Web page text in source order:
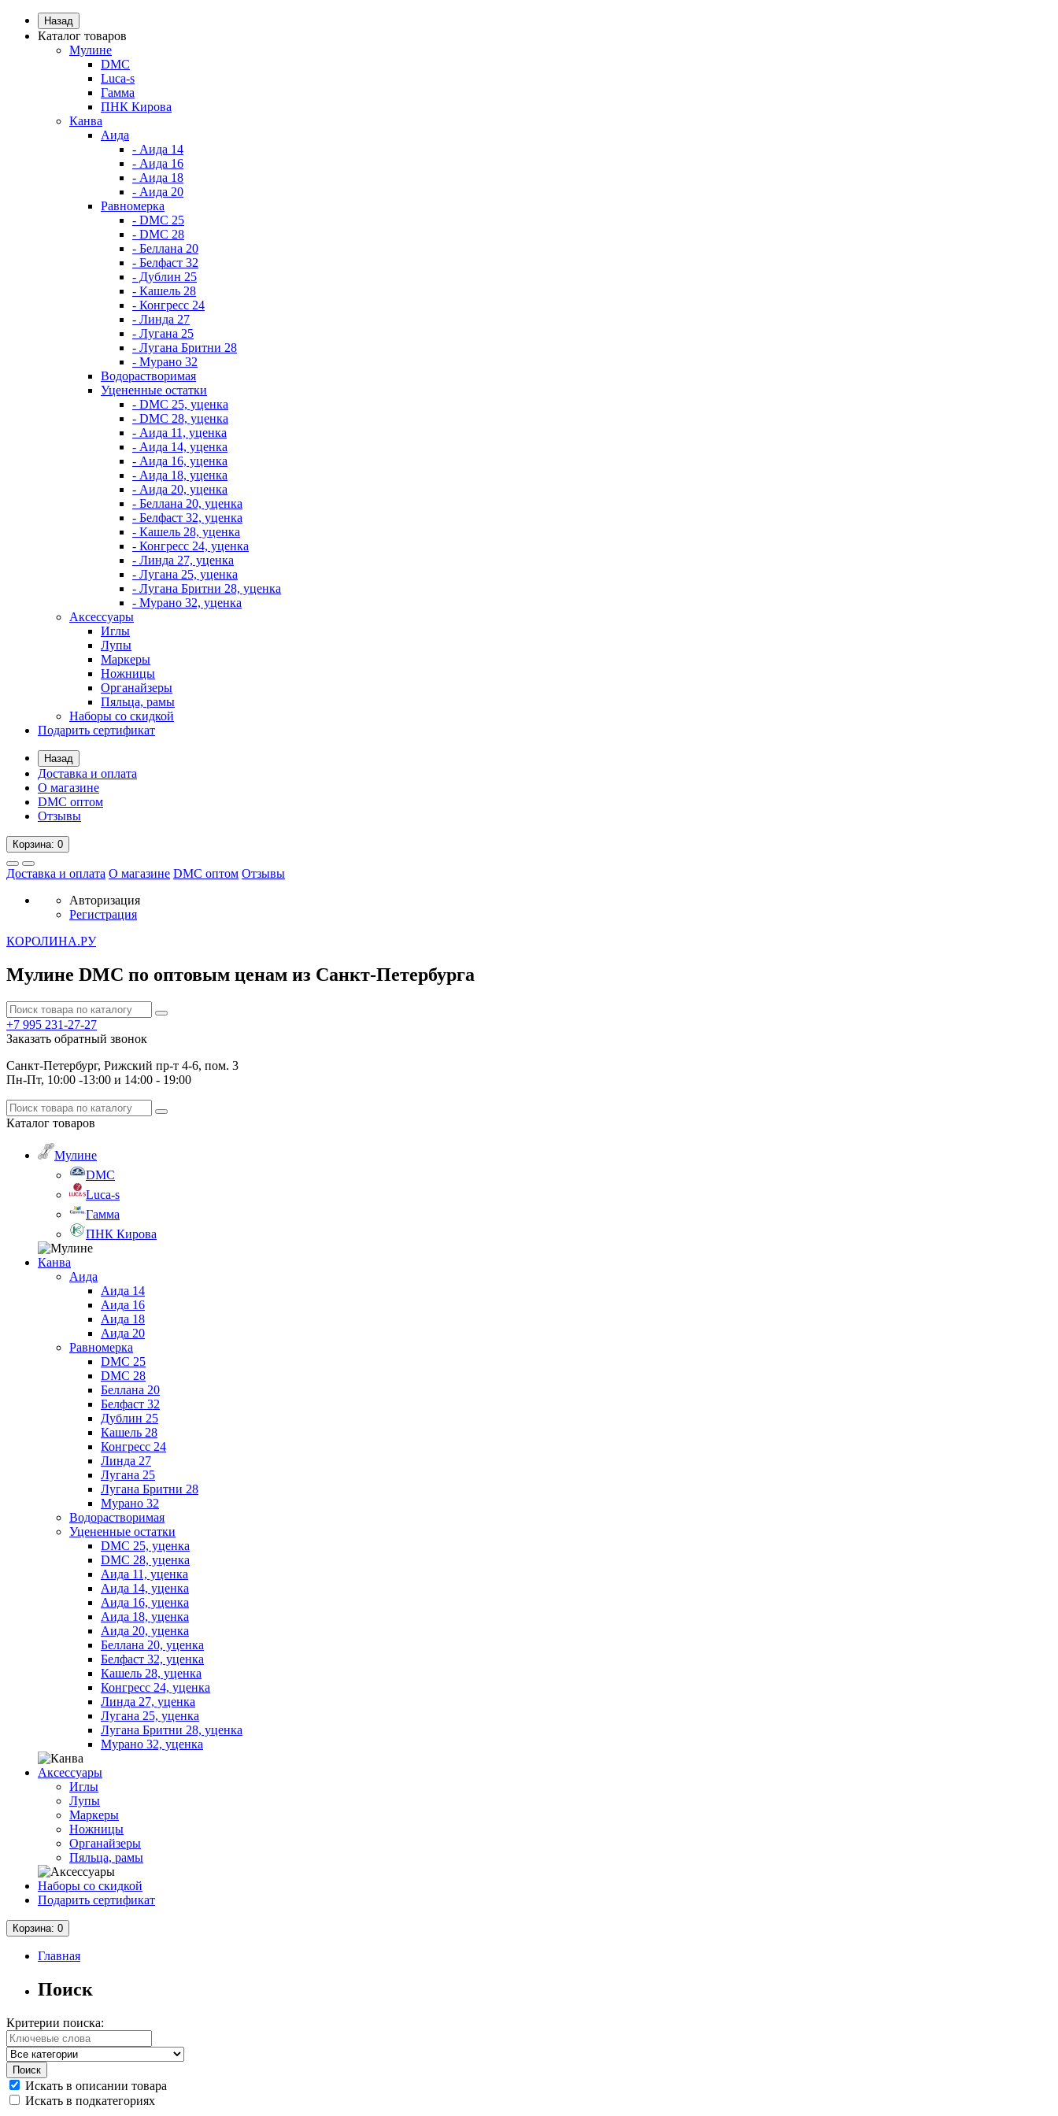
Назад
Каталог товаров
Мулине
DMC
Luca-s
Гамма
ПНК Кирова
Канва
Аида
- Аида 14
- Аида 16
- Аида 18
- Аида 20
Равномерка
- DMC 25
- DMC 28
- Беллана 20
- Белфаст 32
- Дублин 25
- Кашель 28
- Конгресс 24
- Линда 27
- Лугана 25
- Лугана Бритни 28
- Мурано 32
Водорастворимая
Уцененные остатки
- DMC 25, уценка
- DMC 28, уценка
- Аида 11, уценка
- Аида 14, уценка
- Аида 16, уценка
- Аида 18, уценка
- Аида 20, уценка
- Беллана 20, уценка
- Белфаст 32, уценка
- Кашель 28, уценка
- Конгресс 24, уценка
- Линда 27, уценка
- Лугана 25, уценка
- Лугана Бритни 28, уценка
- Мурано 32, уценка
Аксессуары
Иглы
Лупы
Маркеры
Ножницы
Органайзеры
Пяльца, рамы
Наборы со скидкой
Подарить сертификат
Назад
Доставка и оплата
О магазине
DMC оптом
Отзывы
Корзина: 0
Доставка и оплата О магазине DMC оптом Отзывы
Авторизация
Регистрация
КОРОЛИНА.РУ
Мулине DMC по оптовым ценам из Санкт-Петербурга
+7 995 231-27-27
Заказать обратный звонок
Санкт-Петербург, Рижский пр-т 4-6, пом. 3
Пн-Пт, 10:00 -13:00 и 14:00 - 19:00
Каталог товаров
Мулине
DMC
Luca-s
Гамма
ПНК Кирова
Канва
Аида
Аида 14
Аида 16
Аида 18
Аида 20
Равномерка
DMC 25
DMC 28
Беллана 20
Белфаст 32
Дублин 25
Кашель 28
Конгресс 24
Линда 27
Лугана 25
Лугана Бритни 28
Мурано 32
Водорастворимая
Уцененные остатки
DMC 25, уценка
DMC 28, уценка
Аида 11, уценка
Аида 14, уценка
Аида 16, уценка
Аида 18, уценка
Аида 20, уценка
Беллана 20, уценка
Белфаст 32, уценка
Кашель 28, уценка
Конгресс 24, уценка
Линда 27, уценка
Лугана 25, уценка
Лугана Бритни 28, уценка
Мурано 32, уценка
Аксессуары
Иглы
Лупы
Маркеры
Ножницы
Органайзеры
Пяльца, рамы
Наборы со скидкой
Подарить сертификат
Корзина: 0
Главная
Поиск
Критерии поиска:
Искать в описании товара
Искать в подкатегориях